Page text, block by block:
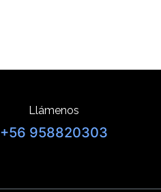
Llámenos
+56 958820303